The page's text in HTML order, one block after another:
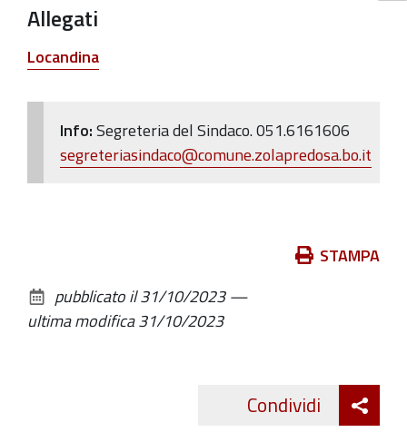
Allegati
Locandina
Info:Segreteria del Sindaco.051.6161606
segreteriasindaco@comune.zolapredosa.bo.it
documento
STAMPA
pubblicato il31/10/2023—
ultima modifica31/10/2023
Condividi